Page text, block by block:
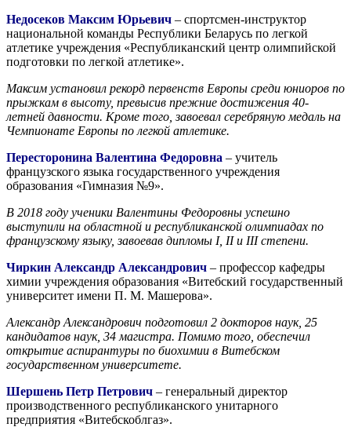
Недосеков Максим Юрьевич – спортсмен-инструктор
национальной команды Республики Беларусь по легкой
атлетике учреждения «Республиканский центр олимпийской
подготовки по легкой атлетике».
Максим установил рекорд первенств Европы среди юниоров по
прыжкам в высоту, превысив прежние достижения 40-
летней давности. Кроме того, завоевал серебряную медаль на
Чемпионате Европы по легкой атлетике.
Пересторонина Валентина Федоровна – учитель
французского языка государственного учреждения
образования «Гимназия №9».
В 2018 году ученики Валентины Федоровны успешно
выступили на областной и республиканской олимпиадах по
французскому языку, завоевав дипломы I, II и III степени.
Чиркин Александр Александрович – профессор кафедры
химии учреждения образования «Витебский государственный
университет имени П. М. Машерова».
Александр Александрович подготовил 2 докторов наук, 25
кандидатов наук, 34 магистра. Помимо того, обеспечил
открытие аспирантуры по биохимии в Витебском
государственном университете.
Шершень Петр Петрович – генеральный директор
производственного республиканского унитарного
предприятия «Витебскоблгаз».